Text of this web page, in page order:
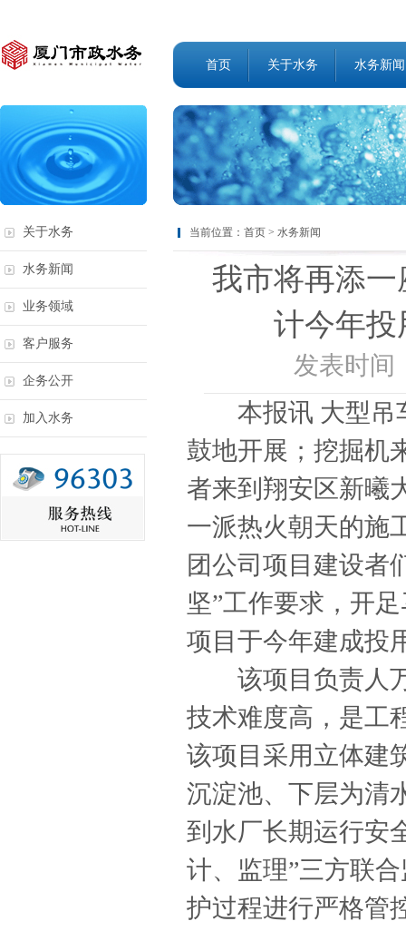
首页 关于水务 水务新闻
关于水务
水务新闻
业务领域
客户服务
企务公开
加入水务
当前位置： 首页 > 水务新闻
我市将再添
计今年投
发表时间
本报讯 大型吊车
鼓地开展；挖掘
者来到翔安区新曦
一派热火朝天的施
团公司项目建设者
坚”工作要求，开
项目于今年建成投
该项目负责人万
技术难度高，是工
该项目采用立体建
沉淀池、下层为清
到水厂长期运行安
计、监理”三方联
护过程进行严格管